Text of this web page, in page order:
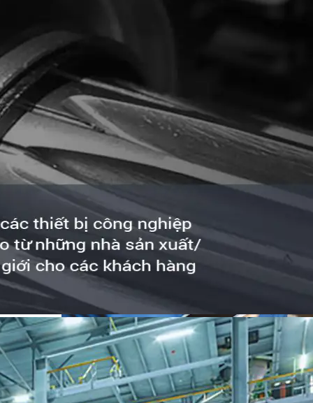
Dây và Cáp
Tin tức hoạt động
14/04/2025
STD&S GHI DẤU ẤN ẤN TƯỢNG TẠI
SAIGONTEX & SAIGONFABRIC 2025
4 ngày triển lãm – hàng trăm lượt khách tham quan – vô số
cuộc trò chuyện giá trị
STD&S xin chân thành cảm ơn Quý khách hàng và đối tác đã
ghé thăm gian hàng của chúng tôi tại SaigonTex &
SaigonFabric 2025. Sự hiện diện và quan tâm của Quý vị là
nguồn động lực to lớn để chúng tôi tiếp tục mang đến những
giải pháp đổi mới cho ngành dệt may Việt Nam.
Hợp tác cùng những thương hiệu hàng đầu ngành dệt may
02/01/2025